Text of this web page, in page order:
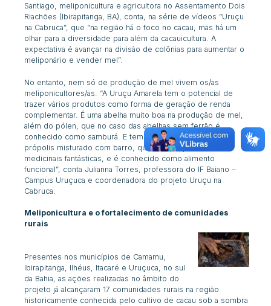
Santiago, meliponicultura e agricultora no Assentamento Dois
Riachões (Ibirapitanga, BA), conta, na série de vídeos “Uruçu
na Cabruca”, que “na região há o foco no cacau, mas há um
olhar para a diversidade para além da cacauicultura. A
expectativa é avançar na divisão de colônias para aumentar o
meliponário e vender mel”.
No entanto, nem só de produção de mel vivem os/as
meliponicultores/as. “A Uruçu Amarela tem o potencial de
trazer vários produtos como forma de geração de renda
complementar. É uma abelha muito boa na produção de mel,
além do pólen, que no caso das abelhas sem ferrão é
conhecido como samburá. E tem o geoprópolis, que é o
própolis misturado com barro, que tem propriedades
medicinais fantásticas, e é conhecido como alimento
funcional”, conta Julianna Torres, professora do IF Baiano –
Campus Uruçuca e coordenadora do projeto Uruçu na
Cabruca.
Meliponicultura e o fortalecimento de comunidades
rurais
Presentes nos municípios de Camamu,
Ibirapitanga, Ilhéus, Itacaré e Uruçuca, no sul
da Bahia, as ações realizadas no âmbito do
projeto já alcançaram 17 comunidades rurais na região
historicamente conhecida pelo cultivo de cacau sob a sombra